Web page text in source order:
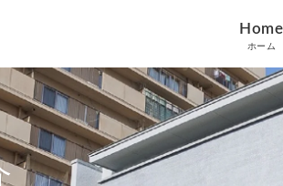
Home
ホーム